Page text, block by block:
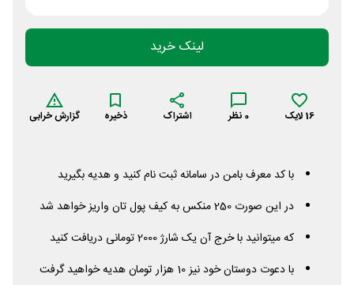
لینک خرید
16 لایک 0 نظر اشتراک ذخیره گزارش خرابی
با کد معرف بامن در سامانه ثبت نام کنید و هدیه بگیرید
در این صورت 250 منکس به کیف پول تان واریز خواهد شد
که میتوانید با خرج آن یک شارژ 2000 تومانی دریافت کنید
با دعوت دوستان خود نیز 10 هزار تومان هدیه خواهید گرفت